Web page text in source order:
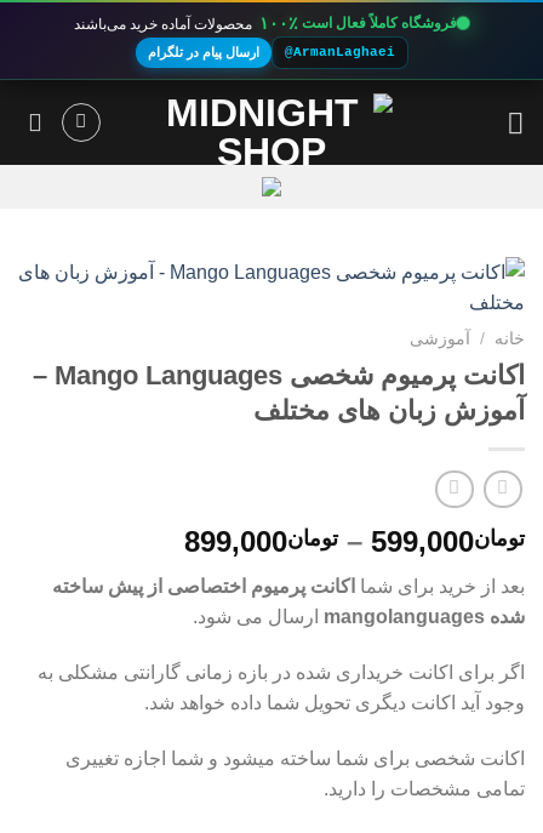
فروشگاه کاملاً فعال است ۱۰۰٪ محصولات آماده خرید می‌باشند
@ArmanLaghaei ارسال پیام در تلگرام
خانه / آموزشی
اکانت پرمیوم شخصی Mango Languages –
آموزش زبان های مختلف
تومان599,000
– تومان899,000محدوده
قیمت:
تومان599,000
تومان899,000
بعد از خرید برای شما اکانت پرمیوم اختصاصی از پیش ساخته
شده mangolanguages
ارسال می شود.
اگر برای اکانت خریداری شده در بازه زمانی گارانتی مشکلی به
وجود آید اکانت دیگری تحویل شما داده خواهد شد.
اکانت شخصی برای شما ساخته میشود و شما اجازه تغییری
تمامی مشخصات را دارید.